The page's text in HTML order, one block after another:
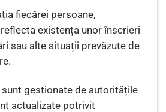
fiecărei persoane,
existența unor înscrieri
sau alte situații prevăzute de
gestionate de autoritățile
actualizate potrivit